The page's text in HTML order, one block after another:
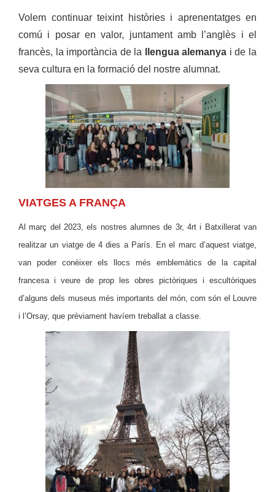
Volem continuar teixint històries i aprenentatges en
comú i posar en valor, juntament amb l’anglès i el
francès, la importància de la
llengua alemanya i de la
seva cultura en la formació del nostre alumnat.
VIATGES A FRANÇA
Al març del 2023, els nostres alumnes de 3r, 4rt i Batxillerat van
realitzar un viatge de 4 dies a París. En el marc d’aquest viatge,
van poder conèixer els llocs més emblemàtics de la capital
francesa i veure de prop les obres pictòriques i escultòriques
d’alguns dels museus més importants del món, com són el Louvre
i l’Orsay, que prèviament havíem treballat a classe.